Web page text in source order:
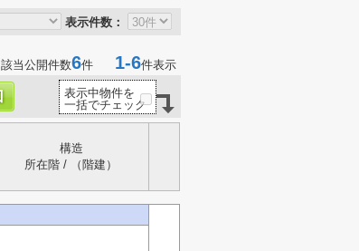
表示件数：
該当公開件数6件 1-6件表示
表示中物件を
一括でチェック
構造
所在階 / （階建）